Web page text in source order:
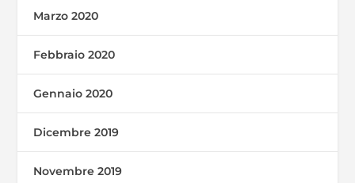
Marzo 2020
Febbraio 2020
Gennaio 2020
Dicembre 2019
Novembre 2019